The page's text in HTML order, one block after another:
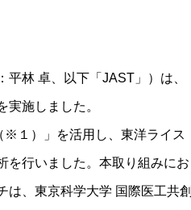
林 卓、以下「JAST」）は、
施しました。
１）」を活用し、東洋ライス
を行いました。本取り組みにお
は、東京科学大学 国際医工共創